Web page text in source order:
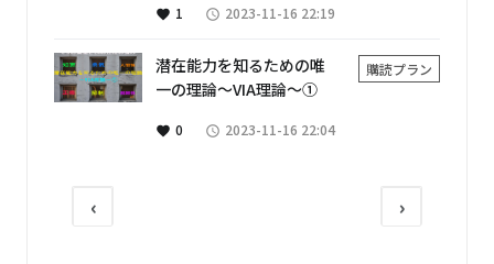
favorite 1 access_time 2023-11-16 22:19
潜在能力を知るための唯
一の理論～VIA理論～①
購読プラン
favorite 0 access_time 2023-11-16 22:04
‹ ›